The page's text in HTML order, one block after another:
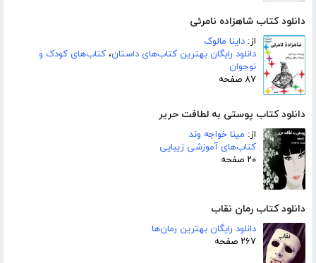
دانلود کتاب شاهزاده نامرئی
از: داینا مالوک
دانلود رایگان بهترین کتاب‌های داستان، کتاب‌های کودک و
نوجوان
۸۷ صفحه
دانلود کتاب پوستی به لطافت حریر
از: مینا خواجه وند
کتاب‌های آموزشی زیبایی
۲۰ صفحه
دانلود کتاب رمان نقاب
دانلود رایگان بهترین رمان‌ها
۲۶۷ صفحه